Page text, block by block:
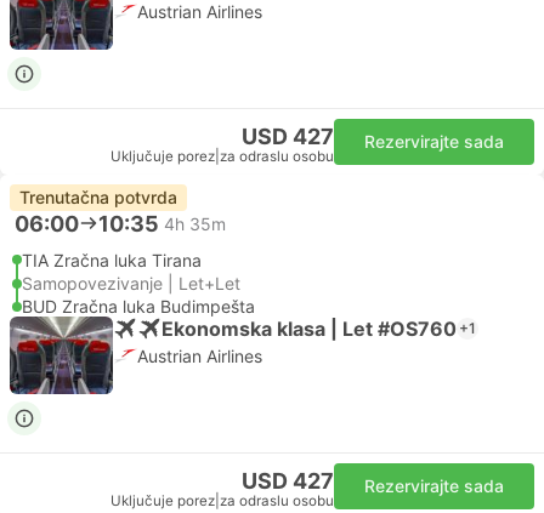
Austrian Airlines
USD 427
Uključuje porez za odraslu osobu
Rezervirajte sada
Trenutačna potvrda
06:00 10:35 4h 35m
TIA Zračna luka Tirana
Samopovezivanje | Let+Let
BUD Zračna luka Budimpešta
Ekonomska klasa | Let #OS760 +1
Austrian Airlines
USD 427
Uključuje porez za odraslu osobu
Rezervirajte sada